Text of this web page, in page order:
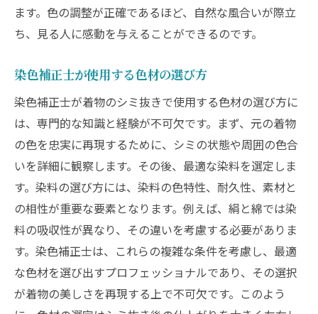
ます。色の調整が正確であるほど、自然な風合いが際立
ち、見る人に感動を与えることができるのです。
染色補正士が使用する色材の選び方
染色補正士が着物のシミ抜きで使用する色材の選び方に
は、専門的な知識と経験が不可欠です。まず、元の着物
の色を忠実に再現するために、シミの状態や周囲の色合
いを詳細に観察します。その後、最適な染料を選定しま
す。染料の選び方には、染料の色特性、耐久性、素材と
の相性が重要な要素となります。例えば、絹と綿では染
料の吸収性が異なり、その違いを考慮する必要がありま
す。染色補正士は、これらの複雑な条件を考慮し、最適
な色材を選び出すプロフェッショナルであり、その選択
が着物の美しさを再現する上で不可欠です。このよう